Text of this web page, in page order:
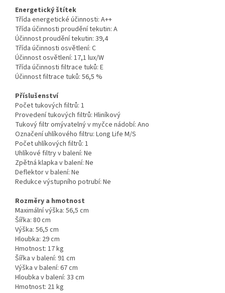
Energetický štítek
Třída energetické účinnosti: A++
Třída účinnosti proudění tekutin: A
Účinnost proudění tekutin: 39,4
Třída účinnosti osvětlení: C
Účinnost osvětlení: 17,1 lux/W
Třída účinnosti filtrace tuků: E
Účinnost filtrace tuků: 56,5 %
Příslušenství
Počet tukových filtrů: 1
Provedení tukových filtrů: Hliníkový
Tukový filtr omývatelný v myčce nádobí: Ano
Označení uhlíkového filtru: Long Life M/S
Počet uhlíkových filtrů: 1
Uhlíkové filtry v balení: Ne
Zpětná klapka v balení: Ne
Deflektor v balení: Ne
Redukce výstupního potrubí: Ne
Rozměry a hmotnost
Maximální výška: 56,5 cm
Šířka: 80 cm
Výška: 56,5 cm
Hloubka: 29 cm
Hmotnost: 17 kg
Šířka v balení: 91 cm
Výška v balení: 67 cm
Hloubka v balení: 33 cm
Hmotnost: 21 kg